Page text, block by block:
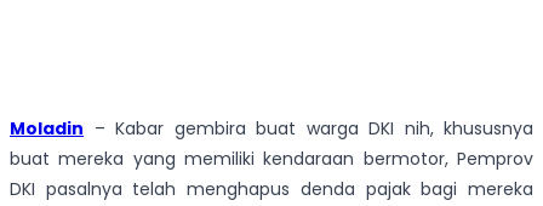
Moladin – Kabar gembira buat warga DKI nih, khususnya
buat mereka yang memiliki kendaraan bermotor, Pemprov
DKI pasalnya telah menghapus denda pajak bagi mereka